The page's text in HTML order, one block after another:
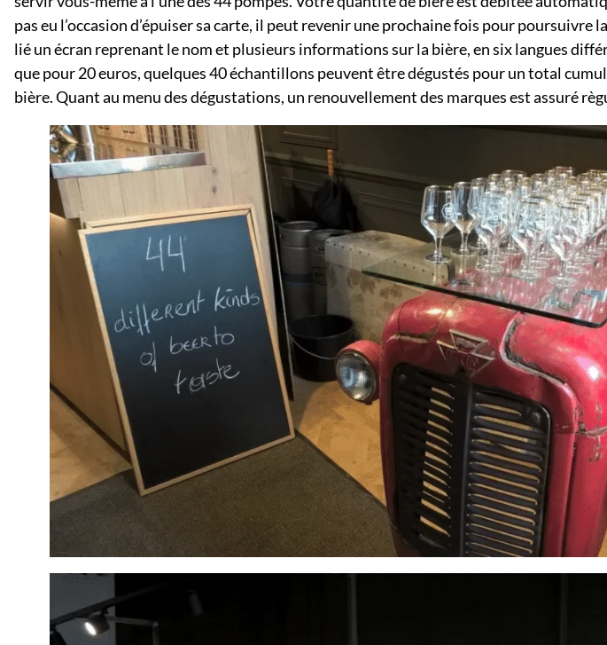
pas eu l’occasion d’épuiser sa carte, il peut revenir une prochaine fois pour poursuivre
lié un écran reprenant le nom et plusieurs informations sur la bière, en six langues
que pour 20 euros, quelques 40 échantillons peuvent être dégustés pour un total
bière. Quant au menu des dégustations, un renouvellement des marques est assuré